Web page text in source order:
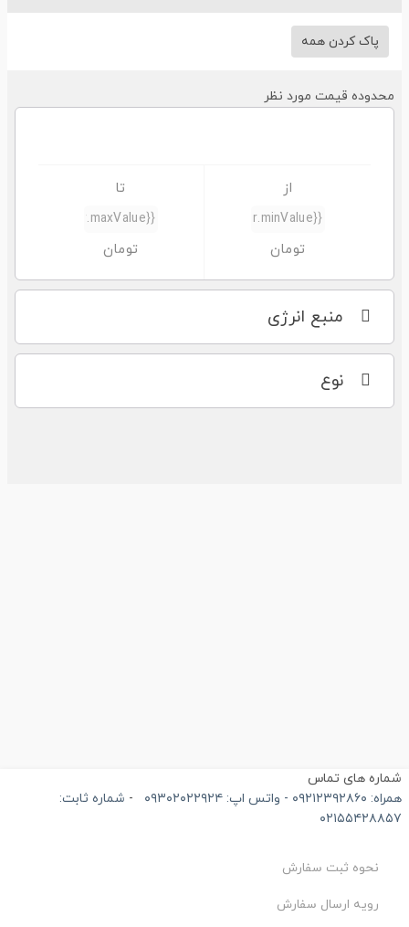
پاک کردن همه
قیمت مورد نظر
منبع انرژی
نوع
های تماس
- واتس اپ: ۰۹۳۰۲۰۲۲۹۲۴
- شماره ثابت:
نحوه ثبت سفارش
رویه ارسال سفارش